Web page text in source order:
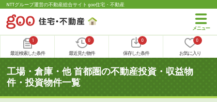
NTTグループ運営の不動産総合サイト goo住宅・不動産
1
最近検索した条件
0
最近見た物件
0
保存した条件
0
お気に入り
工場・倉庫・他 首都圏の不動産投資・収益物
件・投資物件一覧